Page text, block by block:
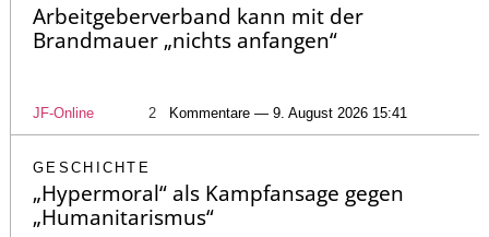
Arbeitgeberverband kann mit der
Brandmauer „nichts anfangen“
JF-Online 2 Kommentare — 9. August 2026 15:41
GESCHICHTE
„Hypermoral“ als Kampfansage gegen
„Humanitarismus“